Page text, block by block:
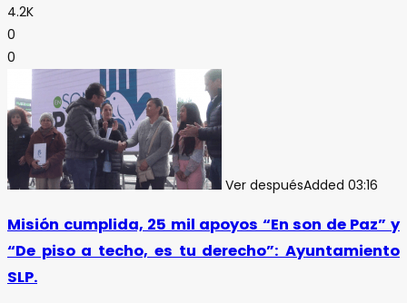
4.2K
0
0
Ver despuésAdded 03:16
Misión cumplida, 25 mil apoyos “En son de Paz” y
“De piso a techo, es tu derecho”: Ayuntamiento
SLP.